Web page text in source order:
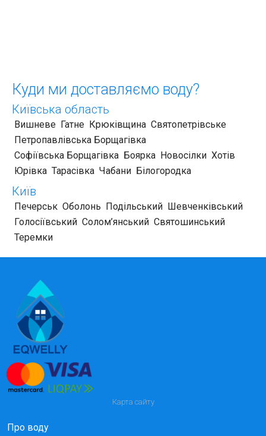
Куди ми доставляємо воду?
Київська область
Вишневе Гатне Крюківщина Святопетрівське
Петропавлівська Борщагівка
Софіївська Борщагівка Боярка Новосілки Хотів
Юрівка Тарасівка Чабани Білогородка
Київ
Печерськ Оболонь Подільський Шевченківський
Голосіївський Солом’янський Святошинський
Теремки
Карта сайту
Про воду